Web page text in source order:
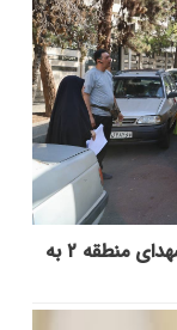
بدرقه کاروان خانواده معظم شهدای منطقه ۲ به